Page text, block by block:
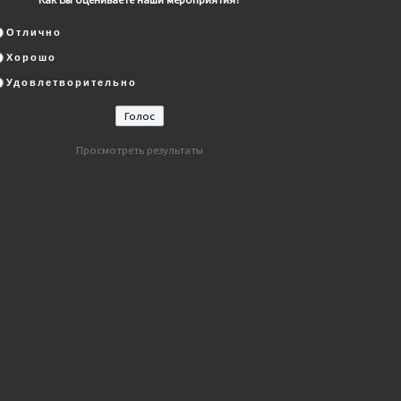
Отлично
Хорошо
Удовлетворительно
Просмотреть результаты